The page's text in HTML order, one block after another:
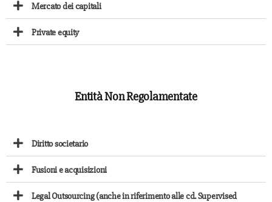
Mercato dei capitali
Private equity
Entità Non Regolamentate
Diritto societario
Fusioni e acquisizioni
Legal Outsourcing (anche in riferimento alle cd. Supervised